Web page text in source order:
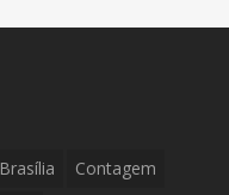
Brasília
Contagem